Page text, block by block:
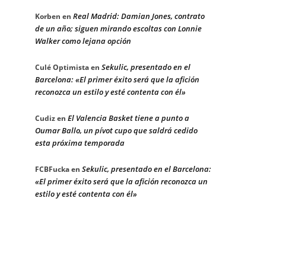
Korben en Real Madrid: Damian Jones, contrato
de un año; siguen mirando escoltas con Lonnie
Walker como lejana opción
Culé Optimistaen Sekulic, presentado en el
Barcelona: «El primer éxito será que la afición
reconozca un estilo y esté contenta con él»
Cudizen El Valencia Basket tiene a punto a
Oumar Ballo, un pívot cupo que saldrá cedido
esta próxima temporada
FCBFuckaen Sekulic, presentado en el Barcelona:
«El primer éxito será que la afición reconozca un
estilo y esté contenta con él»